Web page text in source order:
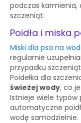
podczas karmienia,
szczeniąt.
Poidła i miska
Miski dla psa na
regularnie
przypadku
Poidełka dla
świeżej wody, co
Istnieje wiele typów
automatyczne
wodę samodzielnie.